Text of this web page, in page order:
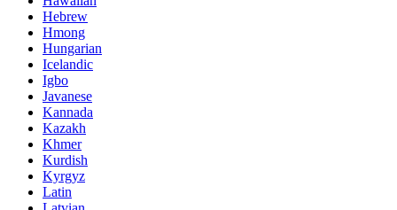
Hebrew
Hmong
Hungarian
Icelandic
Igbo
Javanese
Kannada
Kazakh
Khmer
Kurdish
Kyrgyz
Latin